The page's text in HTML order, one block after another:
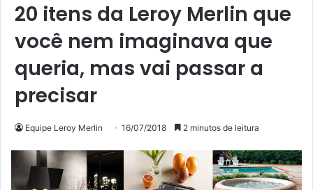
20 itens da Leroy Merlin que
você nem imaginava que
queria, mas vai passar a
precisar
Equipe Leroy Merlin 16/07/2018 2 minutos de leitura